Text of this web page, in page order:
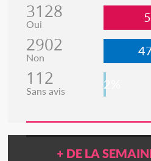
3128
Oui
2902
Non
112
Sans avis 2%
+ DE LA